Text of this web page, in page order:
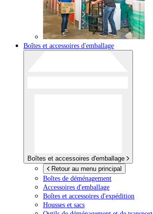
Boîtes et accessoires d'emballage
Boîtes et accessoires d'emballage
Retour au menu principal
Boîtes de déménagement
Accessoires d'emballage
Boîtes et accessoires d'expédition
Housses et sacs